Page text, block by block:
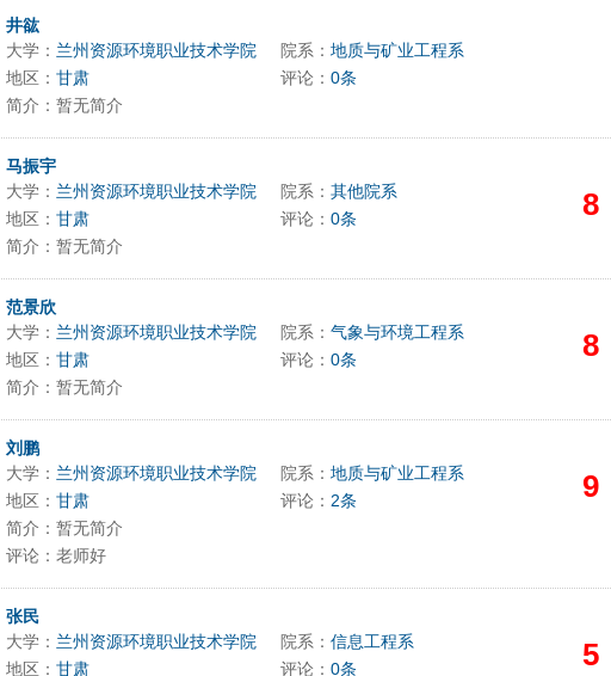
井谹
大学： 兰州资源环境职业技术学院 院系： 地质与矿业工程系
地区： 甘肃 评论： 0条
简介：暂无简介
马振宇
大学： 兰州资源环境职业技术学院 院系： 其他院系 8
地区： 甘肃 评论： 0条
简介：暂无简介
范景欣
大学： 兰州资源环境职业技术学院 院系： 气象与环境工程系 8
地区： 甘肃 评论： 0条
简介：暂无简介
刘鹏
大学： 兰州资源环境职业技术学院 院系： 地质与矿业工程系 9
地区： 甘肃 评论： 2条
简介：暂无简介
评论：老师好
张民
大学： 兰州资源环境职业技术学院 院系： 信息工程系 5
地区： 甘肃 评论： 0条